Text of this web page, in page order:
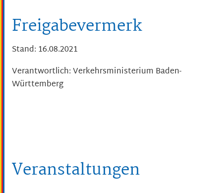
Freigabevermerk
Stand: 16.08.2021
Verantwortlich: Verkehrsministerium Baden-
Württemberg
Veranstaltungen